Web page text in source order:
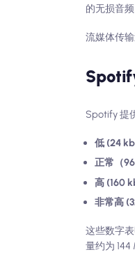
的无损音频
流媒体传
Spotify 提
低 (24
正常（96
高 (160
非常高
这些数字
量约为 144